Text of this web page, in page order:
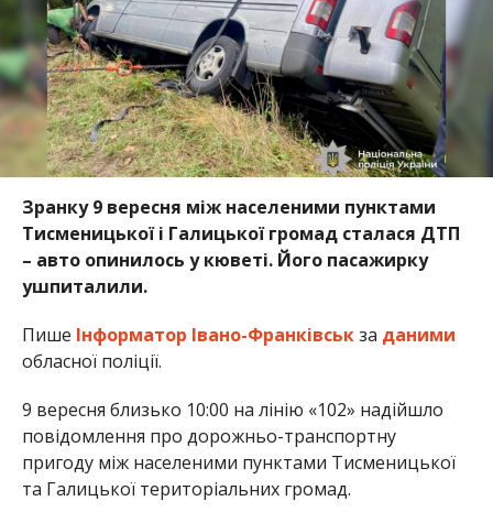
Зранку 9 вересня між населеними пунктами
Тисменицької і Галицької громад сталася ДТП
– авто опинилось у кюветі. Його пасажирку
ушпиталили.
Пише Інформатор Івано-Франківськза даними
обласної поліції.
9 вересня близько 10:00 на лінію «102» надійшло
повідомлення про дорожньо-транспортну
пригоду між населеними пунктами Тисменицької
та Галицької територіальних громад.